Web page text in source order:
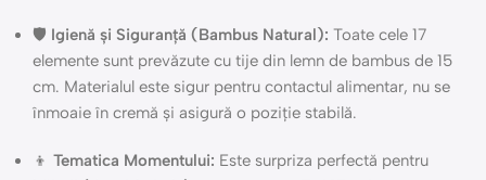
🛡️ Igienă și Siguranță (Bambus Natural): Toate cele 17
elemente sunt prevăzute cu tije din lemn de bambus de 15
cm. Materialul este sigur pentru contactul alimentar, nu se
înmoaie în cremă și asigură o poziție stabilă.
👦 Tematica Momentului: Este surpriza perfectă pentru